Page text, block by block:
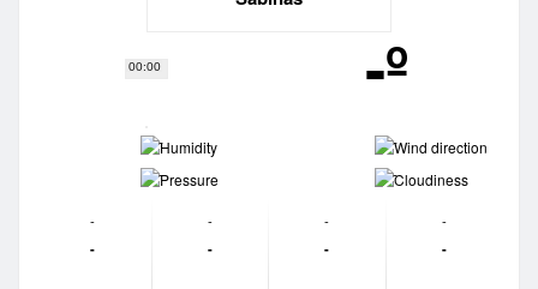
00:00 -º
-
-
-
-
-
-
-
-
-
-
-
-